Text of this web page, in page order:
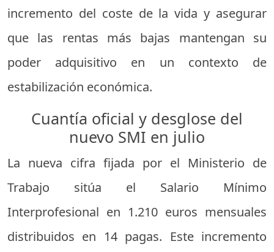
incremento del coste de la vida y asegurar
que las rentas más bajas mantengan su
poder adquisitivo en un contexto de
estabilización económica.
Cuantía oficial y desglose del
nuevo SMI en julio
La nueva cifra fijada por el Ministerio de
Trabajo sitúa el Salario Mínimo
Interprofesional en 1.210 euros mensuales
distribuidos en 14 pagas. Este incremento